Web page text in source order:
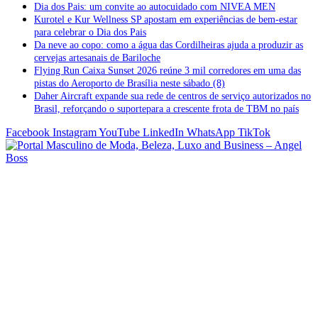
Dia dos Pais: um convite ao autocuidado com NIVEA MEN
Kurotel e Kur Wellness SP apostam em experiências de bem-estar
para celebrar o Dia dos Pais
Da neve ao copo: como a água das Cordilheiras ajuda a produzir as
cervejas artesanais de Bariloche
Flying Run Caixa Sunset 2026 reúne 3 mil corredores em uma das
pistas do Aeroporto de Brasília neste sábado (8)
Daher Aircraft expande sua rede de centros de serviço autorizados no
Brasil, reforçando o suportepara a crescente frota de TBM no país
Facebook InstagramYouTube LinkedIn WhatsApp TikTok